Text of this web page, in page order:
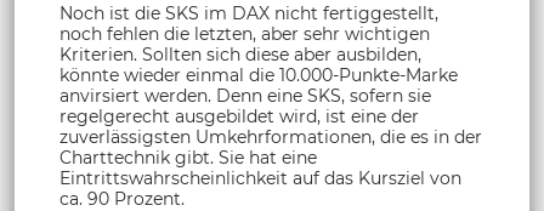
Noch ist die SKS im DAX nicht fertiggestellt,
noch fehlen die letzten, aber sehr wichtigen
Kriterien. Sollten sich diese aber ausbilden,
könnte wieder einmal die 10.000-Punkte-Marke
anvirsiert werden. Denn eine SKS, sofern sie
regelgerecht ausgebildet wird, ist eine der
zuverlässigsten Umkehrformationen, die es in der
Charttechnik gibt. Sie hat eine
Eintrittswahrscheinlichkeit auf das Kursziel von
ca. 90 Prozent.